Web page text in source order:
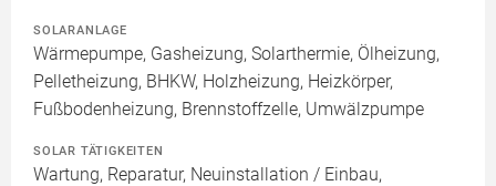
SOLARANLAGE
Wärmepumpe, Gasheizung, Solarthermie, Ölheizung,
Pelletheizung, BHKW, Holzheizung, Heizkörper,
Fußbodenheizung, Brennstoffzelle, Umwälzpumpe
SOLAR TÄTIGKEITEN
Wartung, Reparatur, Neuinstallation / Einbau,